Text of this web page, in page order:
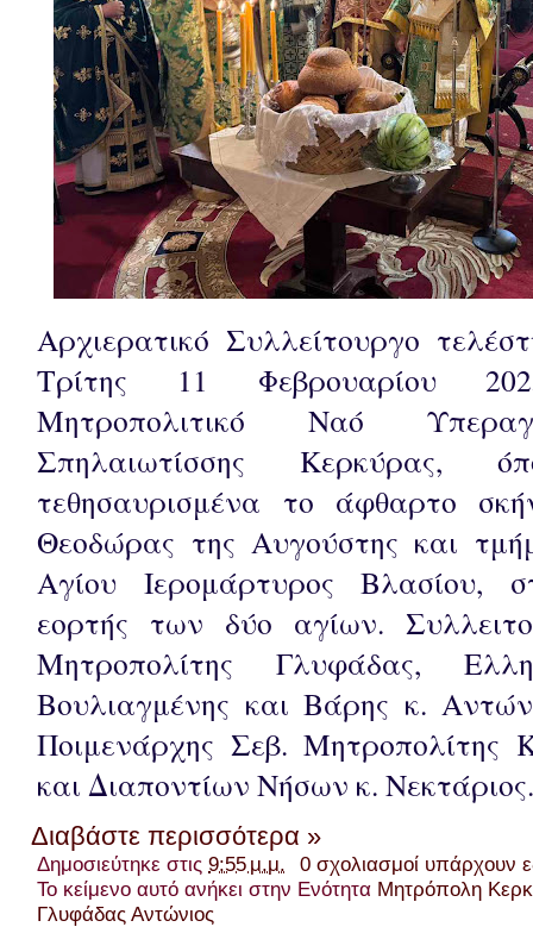
Αρχιερατικό Συλλείτουργο
Τρίτης 11 Φεβρουαρίου
Μητροπολιτικό Ναό
Σπηλαιωτίσσης Κερκύρας,
τεθησαυρισμένα το άφθαρτο
Θεοδώρας της Αυγούστης και
Αγίου Ιερομάρτυρος Βλασίου,
εορτής των δύο αγίων.
Μητροπολίτης Γλυφάδας,
Βουλιαγμένης και Βάρης κ.
Ποιμενάρχης Σεβ. Μητροπολίτης
και Διαποντίων Νήσων κ.
Διαβάστε περισσότερα »
Δημοσιεύτηκε στις9:55 μ.μ.
0 σχολιασμοί υπάρχουν
Το κείμενο αυτό ανήκει στην Ενότητα Μητρόπολη
Γλυφάδας Αντώνιος